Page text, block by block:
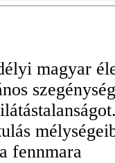
magyar
fennmara